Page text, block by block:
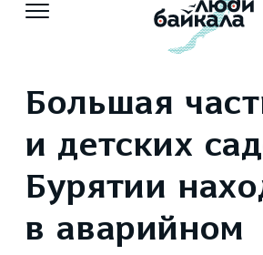
Большая
и детских
Бурятии
в аварийном